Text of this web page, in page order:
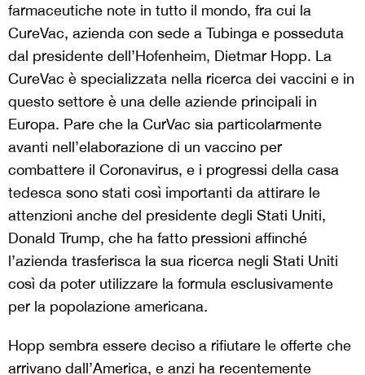
farmaceutiche note in tutto il mondo, fra cui la
CureVac, azienda con sede a Tubinga e posseduta
dal presidente dell’Hofenheim, Dietmar Hopp. La
CureVac è specializzata nella ricerca dei vaccini e in
questo settore è una delle aziende principali in
Europa. Pare che la CurVac sia particolarmente
avanti nell’elaborazione di un vaccino per
combattere il Coronavirus, e i progressi della casa
tedesca sono stati così importanti da attirare le
attenzioni anche del presidente degli Stati Uniti,
Donald Trump, che ha fatto pressioni affinché
l’azienda trasferisca la sua ricerca negli Stati Uniti
così da poter utilizzare la formula esclusivamente
per la popolazione americana.
Hopp sembra essere deciso a rifiutare le offerte che
arrivano dall’America, e anzi ha recentemente